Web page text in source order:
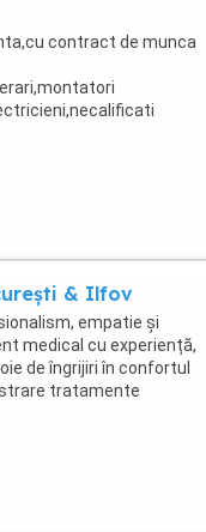
contract de munca
& Ilfov
empatie și
medical cu experiență,
de îngrijiri în confortul
tratamente